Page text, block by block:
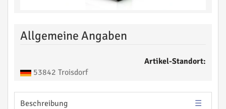
Allgemeine Angaben
Artikel-Standort:
53842 Troisdorf
Beschreibung